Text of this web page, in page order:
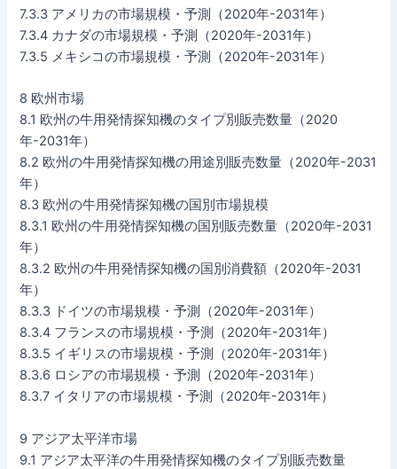
7.3.3 アメリカの市場規模・予測（2020年-2031年）
7.3.4 カナダの市場規模・予測（2020年-2031年）
7.3.5 メキシコの市場規模・予測（2020年-2031年）
8 欧州市場
8.1 欧州の牛用発情探知機のタイプ別販売数量（2020
年-2031年）
8.2 欧州の牛用発情探知機の用途別販売数量（2020年-2031
年）
8.3 欧州の牛用発情探知機の国別市場規模
8.3.1 欧州の牛用発情探知機の国別販売数量（2020年-2031
年）
8.3.2 欧州の牛用発情探知機の国別消費額（2020年-2031
年）
8.3.3 ドイツの市場規模・予測（2020年-2031年）
8.3.4 フランスの市場規模・予測（2020年-2031年）
8.3.5 イギリスの市場規模・予測（2020年-2031年）
8.3.6 ロシアの市場規模・予測（2020年-2031年）
8.3.7 イタリアの市場規模・予測（2020年-2031年）
9 アジア太平洋市場
9.1 アジア太平洋の牛用発情探知機のタイプ別販売数量